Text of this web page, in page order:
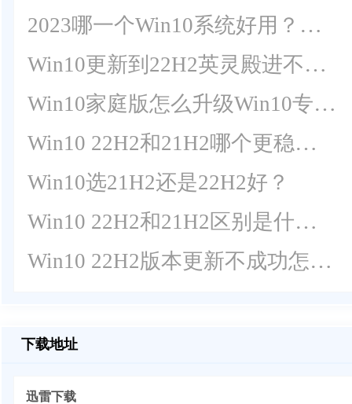
2023哪一个Win10系统好用？Win10 22H2优化精简版下载推荐
Win10更新到22H2英灵殿进不去了？四种方法解决！
Win10家庭版怎么升级Win10专业版？Win10 22H2免激活专业版下载
Win10 22H2和21H2哪个更稳定？选哪个版本好？
Win10选21H2还是22H2好？
Win10 22H2和21H2区别是什么？Win10 22H2和21H2有什么区别？
Win10 22H2版本更新不成功怎么办？Win10 22H2版本更新不成功解决方法
下载地址
迅雷下载